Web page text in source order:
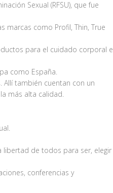
Sexual (RFSU), que fue
marcas como Profil, Thin, True
para el cuidado corporal e
como España.
Allí también cuentan con un
más alta calidad.
libertad de todos para ser, elegir
conferencias y